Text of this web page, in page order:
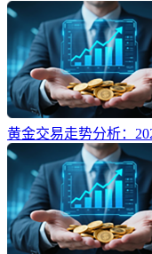
黄金交易走势分析：